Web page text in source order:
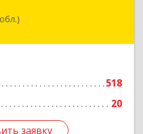
518
20
заявку
обл, Благовещенск г,
заявку